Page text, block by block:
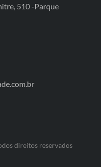
510 -Parque
direitos reservados